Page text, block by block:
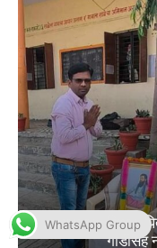
WhatsApp Group